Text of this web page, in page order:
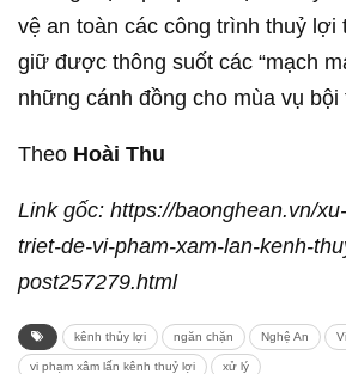
vệ an toàn các công trình thuỷ lợi
giữ được thông suốt các “mạch
những cánh đồng cho mùa vụ bội
Theo Hoài Thu
Link gốc: https://baonghean.vn/
triet-de-vi-pham-xam-lan-kenh-
post257279.html
kênh thủy lợi ngăn chặn Nghệ An
vi phạm xâm lấn kênh thuỷ lợi xử lý